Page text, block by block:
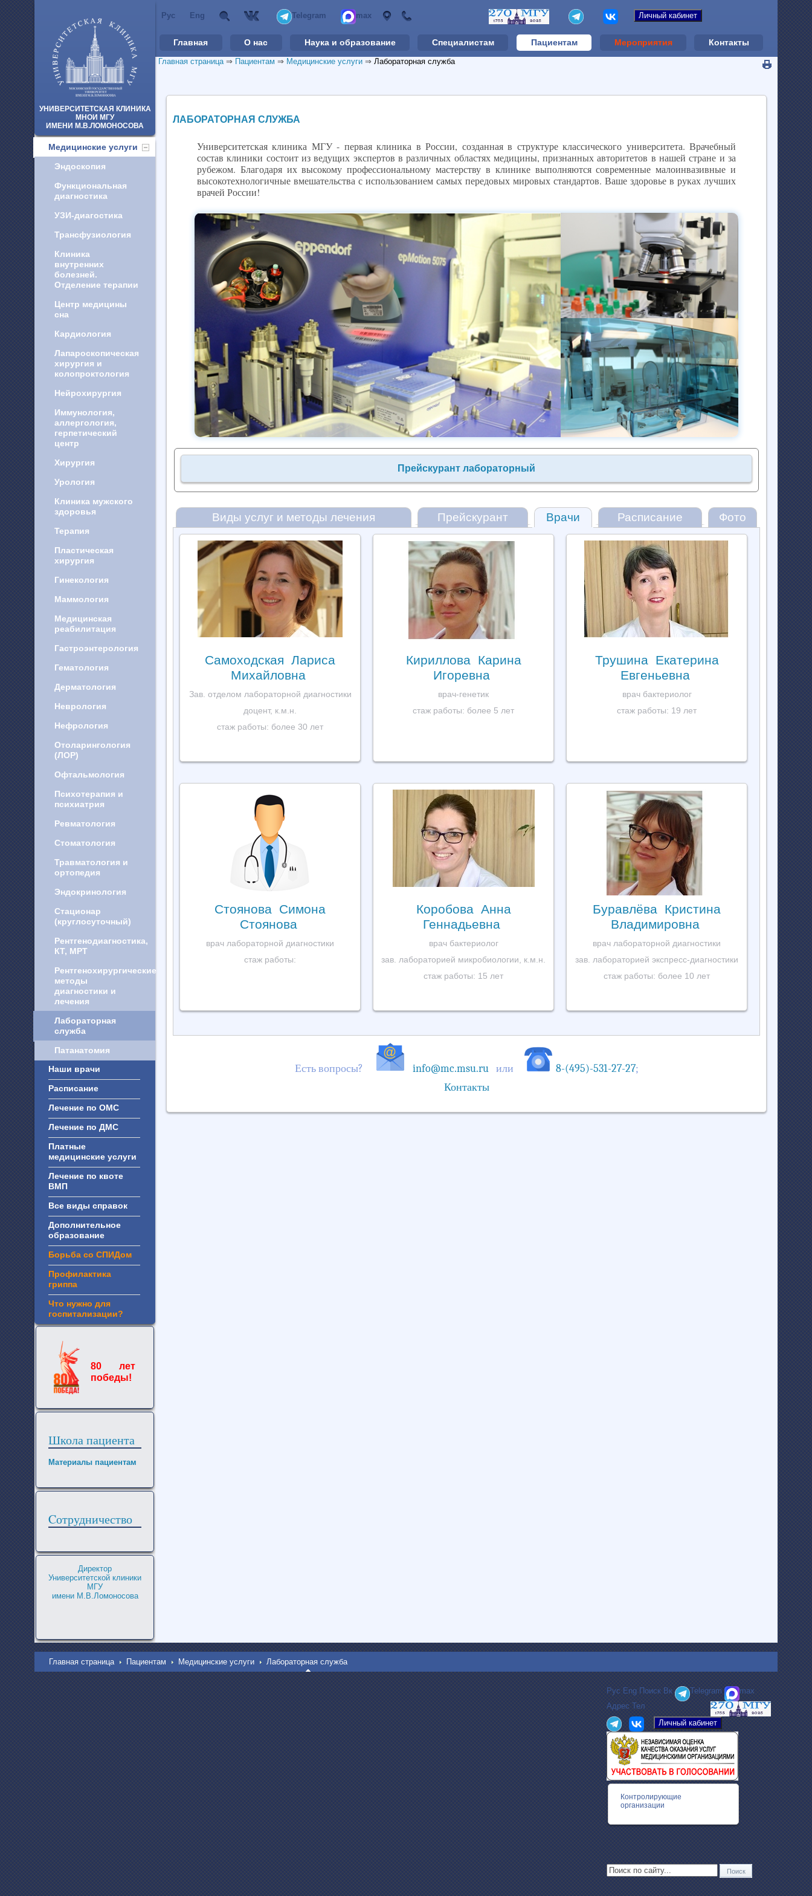
УНИВЕРСИТЕТСКАЯ КЛИНИКА
МНОИ МГУ
ИМЕНИ М.В.ЛОМОНОСОВА
Медицинские услуги
Эндоскопия
Функциональная
диагностика
УЗИ-диагостика
Трансфузиология
Клиника
внутренних
болезней.
Отделение терапии
Центр медицины
сна
Кардиология
Лапароскопическая
хирургия и
колопроктология
Нейрохирургия
Иммунология,
аллергология,
герпетический
центр
Хирургия
Урология
Клиника мужского
здоровья
Терапия
Пластическая
хирургия
Гинекология
Маммология
Медицинская
реабилитация
Гастроэнтерология
Гематология
Дерматология
Неврология
Нефрология
Отоларингология
(ЛОР)
Офтальмология
Психотерапия и
психиатрия
Ревматология
Стоматология
Травматология и
ортопедия
Эндокринология
Стационар
(круглосуточный)
Рентгенодиагностика,
КТ, МРТ
Рентгенохирургические
методы
диагностики и
лечения
Лабораторная
служба
Патанатомия
Наши врачи
Расписание
Лечение по ОМС
Лечение по ДМС
Платные
медицинские услуги
Лечение по квоте
ВМП
Все виды справок
Дополнительное
образование
Борьба со СПИДом
Профилактика
гриппа
Что нужно для
госпитализации?
80 лет
победы!
Школа пациента
Материалы пациентам
Cотрудничество
Директор
Университетской клиники
МГУ
имени М.В.Ломоносова
Рус Eng Telegram max
Главная О нас Наука и образование Специалистам Пациентам Мероприятия Контакты
Главная страница⇒ Пациентам ⇒ Медицинские услуги ⇒ Лабораторная служба
ЛАБОРАТОРНАЯ СЛУЖБА
Университетская клиника МГУ - первая клиника в России, созданная в структуре классического университета. Врачебный
состав клиники состоит из ведущих экспертов в различных областях медицины, признанных авторитетов в нашей стране и за
рубежом. Благодаря их высокому профессиональному мастерству в клинике выполняются современные малоинвазивные и
высокотехнологичные вмешательства с использованием самых передовых мировых стандартов. Ваше здоровье в руках лучших
врачей России!
Прейскурант лабораторный
Виды услуг и методы лечения Прейскурант Врачи Расписание Фото
Самоходская Лариса
Михайловна
Зав. отделом лабораторной диагностики
доцент, к.м.н.
стаж работы: более 30 лет
Кириллова Карина
Игоревна
врач-генетик
стаж работы: более 5 лет
Трушина Екатерина
Евгеньевна
врач бактериолог
стаж работы: 19 лет
Стоянова Симона
Стоянова
врач лабораторной диагностики
стаж работы:
Коробова Анна
Геннадьевна
врач бактериолог
зав. лабораторией микробиологии, к.м.н.
стаж работы: 15 лет
Буравлёва Кристина
Владимировна
врач лабораторной диагностики
зав. лабораторией экспресс-диагностики
стаж работы: более 10 лет
Есть вопросы? info@mc.msu.ruили 8-(495)-531-27-27;
Контакты
Главная страница Пациентам Медицинские услуги Лабораторная служба
Рус Eng Поиск Вк Telegram
max
Адрес Тел
Контролирующие
организации